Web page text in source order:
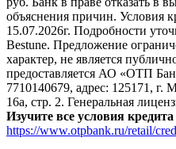
объяснения причин. Условия
15.07.2026г. Подробности
Bestune. Предложение
характер, не является
предоставляется АО «ОТП
7710140679, адрес: 125171, г.
16а, стр. 2. Генеральная
Изучите все условия
https://www.otpbank.ru/retail/